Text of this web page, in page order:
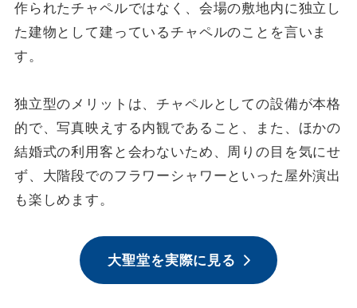
作られたチャペルではなく、会場の敷地内に独立し
た建物として建っているチャペルのことを言いま
す。
独立型のメリットは、チャペルとしての設備が本格
的で、写真映えする内観であること、また、ほかの
結婚式の利用客と会わないため、周りの目を気にせ
ず、大階段でのフラワーシャワーといった屋外演出
も楽しめます。
大聖堂を実際に見る